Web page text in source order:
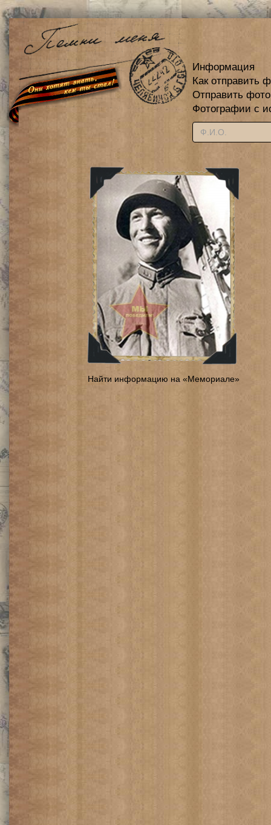
Информация
Как отправить
Отправить
Фотографии с
Найти информацию на «Мемориале»